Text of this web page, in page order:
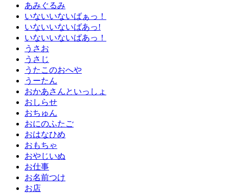
あみぐるみ
いないいないばぁっ！
いないいないばあっ!
いないいないばあっ！
うさお
うさじ
うたこのおへや
うーたん
おかあさんといっしょ
おしらせ
おちゅん
おにのふたご
おはなひめ
おもちゃ
おやじいぬ
お仕事
お名前つけ
お店